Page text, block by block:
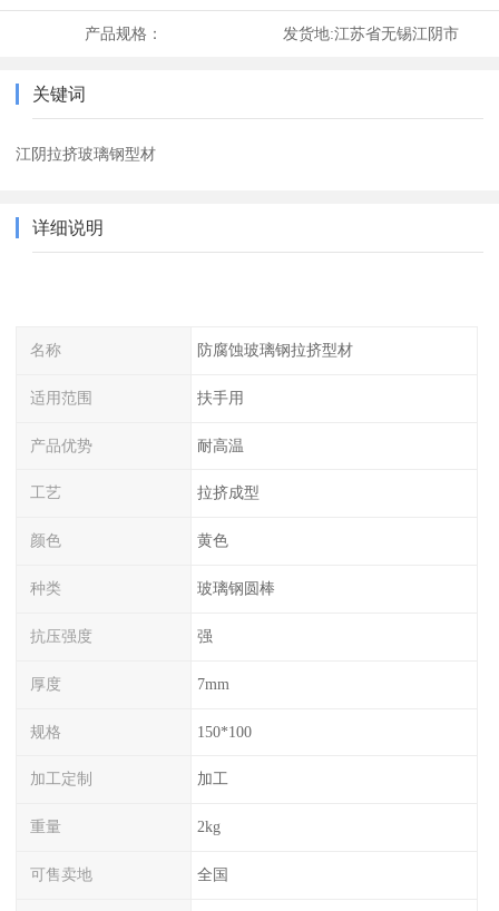
产品规格： 发货地:江苏省无锡江阴市
关键词
江阴拉挤玻璃钢型材
详细说明
名称 防腐蚀玻璃钢拉挤型材
适用范围 扶手用
产品优势 耐高温
工艺 拉挤成型
颜色 黄色
种类 玻璃钢圆棒
抗压强度 强
厚度 7mm
规格 150*100
加工定制 加工
重量 2kg
可售卖地 全国